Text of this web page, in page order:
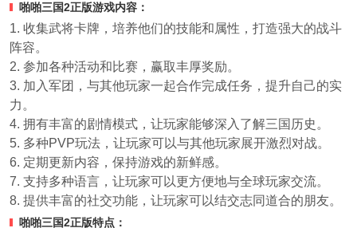
啪啪三国2正版游戏内容：
1. 收集武将卡牌，培养他们的技能和属性，打造强大的战斗
阵容。
2. 参加各种活动和比赛，赢取丰厚奖励。
3. 加入军团，与其他玩家一起合作完成任务，提升自己的实
力。
4. 拥有丰富的剧情模式，让玩家能够深入了解三国历史。
5. 多种PVP玩法，让玩家可以与其他玩家展开激烈对战。
6. 定期更新内容，保持游戏的新鲜感。
7. 支持多种语言，让玩家可以更方便地与全球玩家交流。
8. 提供丰富的社交功能，让玩家可以结交志同道合的朋友。
啪啪三国2正版特点：